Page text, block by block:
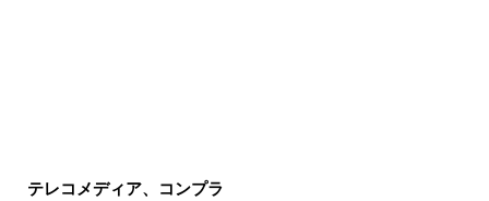
テレコメディア、コンプラ